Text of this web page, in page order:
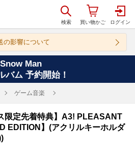
の影響について
Snow Man
バム 予約開始！
ゲーム音楽
限定先着特典】A3! PLEASANT
EDITION】(アクリルキーホルダ